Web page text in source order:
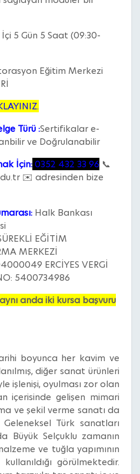
5 Gün 5 Saat (09:30-
Eğitim Merkezi
Türü :Sertifikalar e-
ve Doğrulanabilir
İçin:0352 432 33 96 📞
✉️ adresinden bize
Halk Bankası
EĞİTİM
MERKEZİ
ERCİYES VERGİ
5400734986
anda iki kursa başvuru
boyunca her kavim ve
diğer sanat ürünleri
işlenişi, oyulması zor olan
içerisinde gelişen mimari
ve şekil verme sanatı da
Türk sanatları
Büyük Selçuklu zamanın
ve tuğla yapımının
görülmektedir.